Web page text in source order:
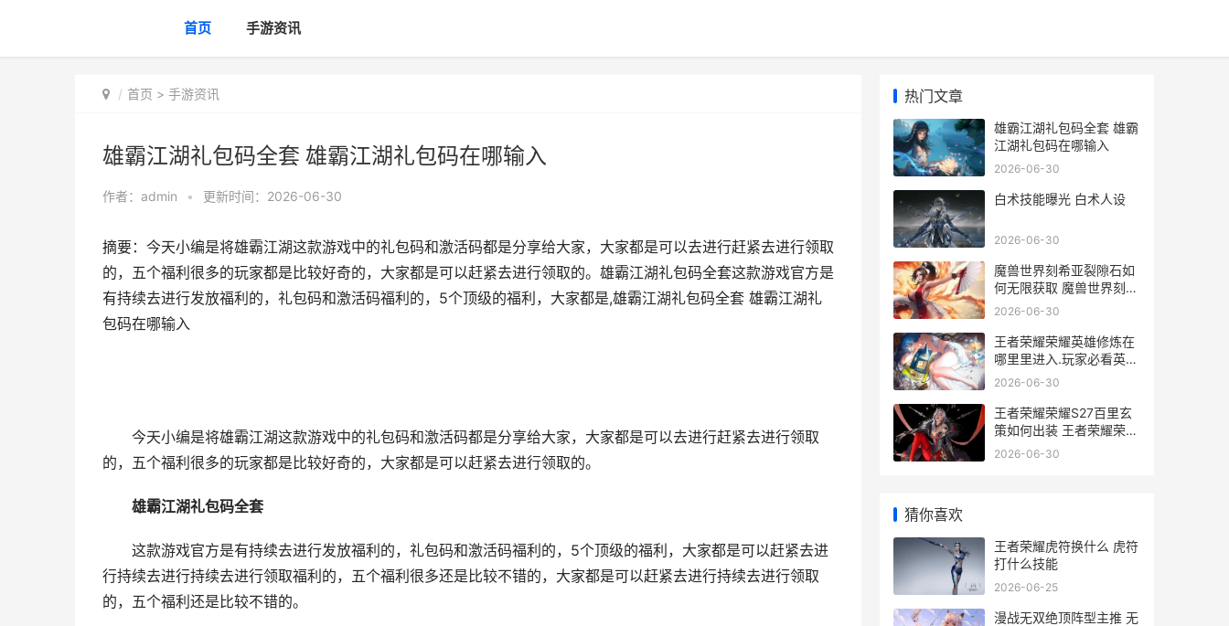
首页 手游资讯
首页 > 手游资讯
雄霸江湖礼包码全套 雄霸江湖礼包码在哪输入
作者： admin • 更新时间：2026-06-30
摘要：今天小编是将雄霸江湖这款游戏中的礼包码和激活码都是分享给大家，大家都是可以去进行赶紧去进行领取
的，五个福利很多的玩家都是比较好奇的，大家都是可以赶紧去进行领取的。雄霸江湖礼包码全套这款游戏官方是
有持续去进行发放福利的，礼包码和激活码福利的，5个顶级的福利，大家都是,雄霸江湖礼包码全套 雄霸江湖礼
包码在哪输入
今天小编是将雄霸江湖这款游戏中的礼包码和激活码都是分享给大家，大家都是可以去进行赶紧去进行领取
的，五个福利很多的玩家都是比较好奇的，大家都是可以赶紧去进行领取的。
雄霸江湖礼包码全套
这款游戏官方是有持续去进行发放福利的，礼包码和激活码福利的，5个顶级的福利，大家都是可以赶紧去进
行持续去进行持续去进行领取福利的，五个福利很多还是比较不错的，大家都是可以赶紧去进行持续去进行领取
的，五个福利还是比较不错的。
热门文章
雄霸江湖礼包码全套 雄霸
江湖礼包码在哪输入
2026-06-30
白术技能曝光 白术人设
2026-06-30
魔兽世界刻希亚裂隙石如
何无限获取 魔兽世界刻希
亚坐骑
2026-06-30
王者荣耀荣耀英雄修炼在
哪里里进入.玩家必看英雄
修炼综合分析 王者荣耀荣
2026-06-30
王者荣耀荣耀S27百里玄
策如何出装 王者荣耀荣耀
水晶保底多少
2026-06-30
猜你喜欢
王者荣耀虎符换什么 虎符
打什么技能
2026-06-25
漫战无双绝顶阵型主推 无